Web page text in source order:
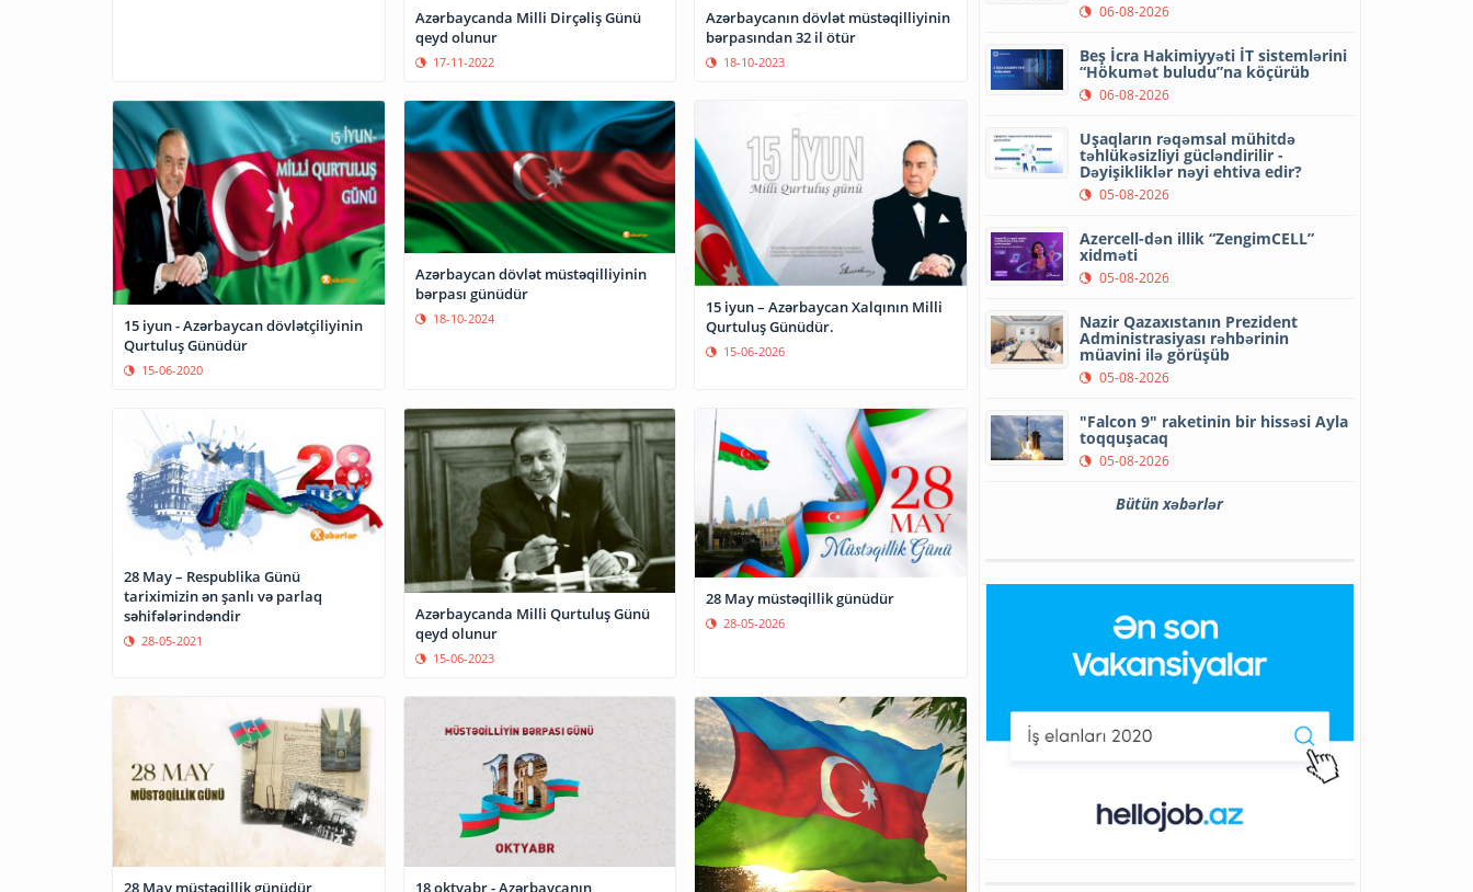
Azərbaycanda Milli Dirçəliş Günü
qeyd olunur
17-11-2022
Azərbaycanın dövlət müstəqilliyinin
bərpasından 32 il ötür
18-10-2023
15 iyun - Azərbaycan dövlətçiliyinin
Qurtuluş Günüdür
15-06-2020
Azərbaycan dövlət müstəqilliyinin
bərpası günüdür
18-10-2024
15 iyun – Azərbaycan Xalqının Milli
Qurtuluş Günüdür.
15-06-2026
28 May – Respublika Günü
tariximizin ən şanlı və parlaq
səhifələrindəndir
28-05-2021
Azərbaycanda Milli Qurtuluş Günü
qeyd olunur
15-06-2023
28 May müstəqillik günüdür
28-05-2026
28 May müstəqillik günüdür 18 oktyabr - Azərbaycanın
06-08-2026
Beş İcra Hakimiyyəti İT sistemlərini
“Hökumət buludu”na köçürüb
06-08-2026
Uşaqların rəqəmsal mühitdə
təhlükəsizliyi gücləndirilir -
Dəyişikliklər nəyi ehtiva edir?
05-08-2026
Azercell-dən illik “ZengimCELL”
xidməti
05-08-2026
Nazir Qazaxıstanın Prezident
Administrasiyası rəhbərinin
müavini ilə görüşüb
05-08-2026
"Falcon 9" raketinin bir hissəsi Ayla
toqquşacaq
05-08-2026
Bütün xəbərlər